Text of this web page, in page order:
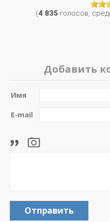
(4 835 голосов,
Добавить
Имя
E-mail
Отправить